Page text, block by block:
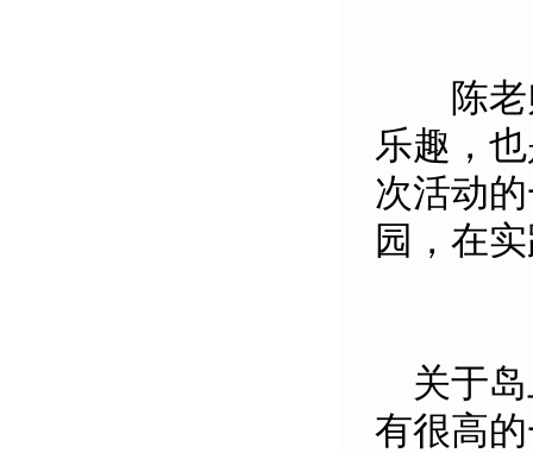
陈老师
乐趣，
次活动
园，在
关于岛
有很高